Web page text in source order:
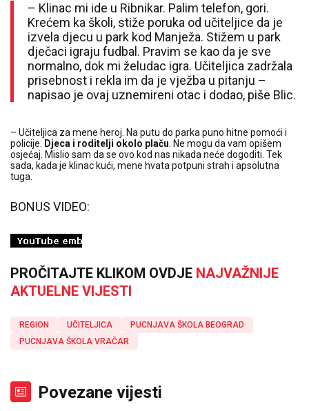
– Klinac mi ide u Ribnikar. Palim telefon, gori.
Krećem ka školi, stiže poruka od učiteljice da je
izvela djecu u park kod Manježa. Stižem u park
dječaci igraju fudbal. Pravim se kao da je sve
normalno, dok mi želudac igra. Učiteljica zadržala
prisebnost i rekla im da je vježba u pitanju –
napisao je ovaj uznemireni otac i dodao, piše Blic.
– Učiteljica za mene heroj. Na putu do parka puno hitne pomoći i
policije. Djeca i roditelji okolo plaču. Ne mogu da vam opišem
osjećaj. Mislio sam da se ovo kod nas nikada neće dogoditi. Tek
sada, kada je klinac kući, mene hvata potpuni strah i apsolutna
tuga.
BONUS VIDEO:
PROČITAJTE KLIKOM OVDJE NAJVAŽNIJE
AKTUELNE VIJESTI
REGION UČITELJICA
PUCNJAVA ŠKOLA BEOGRAD
PUCNJAVA ŠKOLA VRAČAR
Povezane vijesti